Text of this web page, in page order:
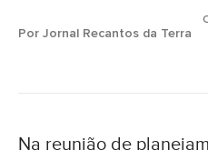
Por Jornal Recantos da Terra
Na reunião de